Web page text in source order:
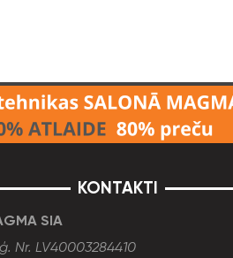
KONTAKTI
SIA
Nr. LV40003284410